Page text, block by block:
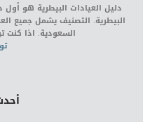
دليل العيادات البيطرية هو
البيطرية. التصنيف يشمل جميع
السعودية. اذا كنت